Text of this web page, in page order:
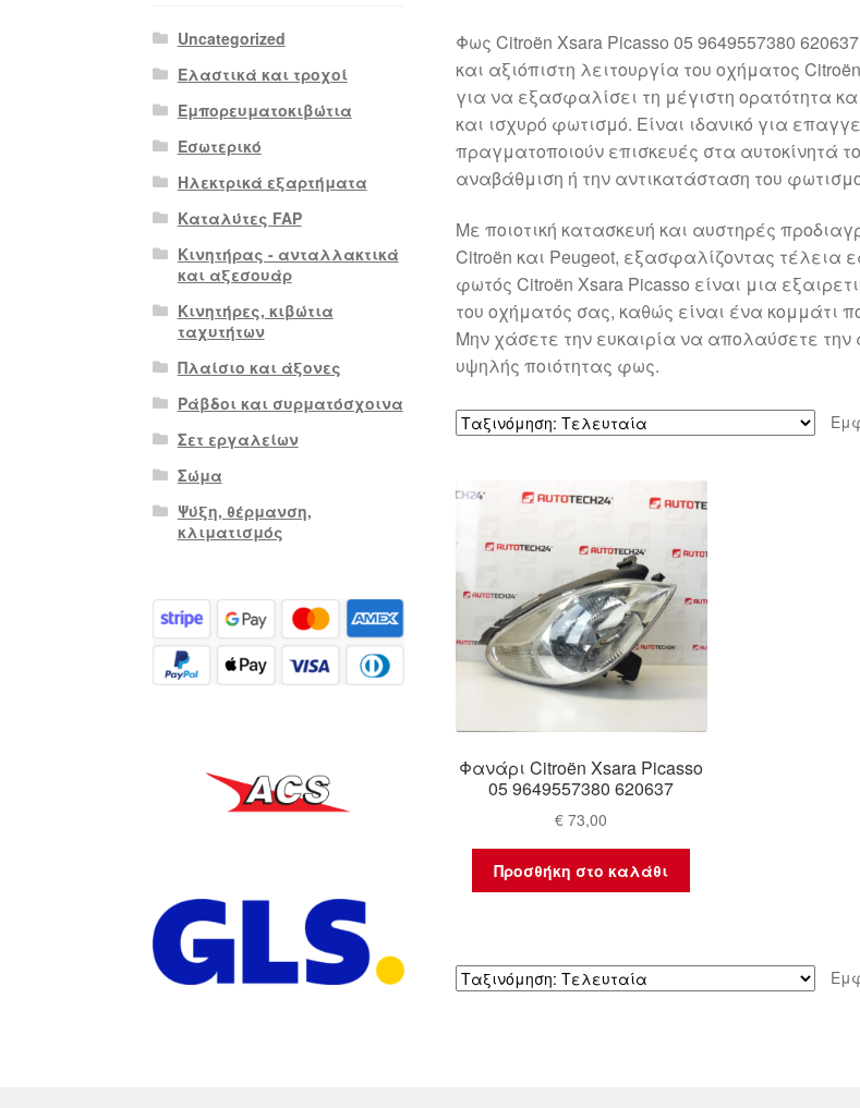
Φως Citroën Xsara Picasso 05 9649557380
και αξιόπιστη λειτουργία του οχήματος
για να εξασφαλίσει τη μέγιστη ορατότητα
και ισχυρό φωτισμό. Είναι ιδανικό για
πραγματοποιούν επισκευές στα αυτοκίνητά
αναβάθμιση ή την αντικατάσταση του
Με ποιοτική κατασκευή και αυστηρές
Citroën και Peugeot, εξασφαλίζοντας
φωτός Citroën Xsara Picasso είναι μια
του οχήματός σας, καθώς είναι ένα κομμάτι
Μην χάσετε την ευκαιρία να απολαύσετε
υψηλής ποιότητας φως.
Φανάρι Citroën Xsara Picasso
05 9649557380 620637
€ 73,00
Προσθήκη στο καλάθι
Uncategorized
Ελαστικά και τροχοί
Εμπορευματοκιβώτια
Εσωτερικό
Ηλεκτρικά εξαρτήματα
Καταλύτες FAP
Κινητήρας - ανταλλακτικά
και αξεσουάρ
Κινητήρες, κιβώτια
ταχυτήτων
Πλαίσιο και άξονες
Ράβδοι και συρματόσχοινα
Σετ εργαλείων
Σώμα
Ψύξη, θέρμανση,
κλιματισμός